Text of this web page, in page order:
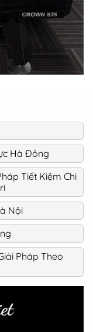
Hà Đông
Tiết Kiệm Chi
Nội
Pháp Theo